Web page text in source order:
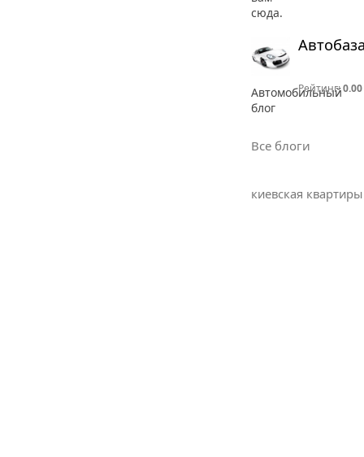
сюда.
Автомобильный
блог
Рейтинг:0.00
Все блоги
киевская квартиры